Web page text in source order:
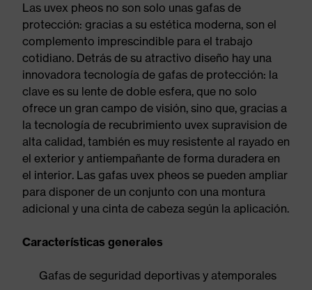
Las uvex pheos no son solo unas gafas de
protección: gracias a su estética moderna, son el
complemento imprescindible para el trabajo
cotidiano. Detrás de su atractivo diseño hay una
innovadora tecnología de gafas de protección: la
clave es su lente de doble esfera, que no solo
ofrece un gran campo de visión, sino que, gracias a
la tecnología de recubrimiento uvex supravision de
alta calidad, también es muy resistente al rayado en
el exterior y antiempañante de forma duradera en
el interior. Las gafas uvex pheos se pueden ampliar
para disponer de un conjunto con una montura
adicional y una cinta de cabeza según la aplicación.
Características generales
Gafas de seguridad deportivas y atemporales